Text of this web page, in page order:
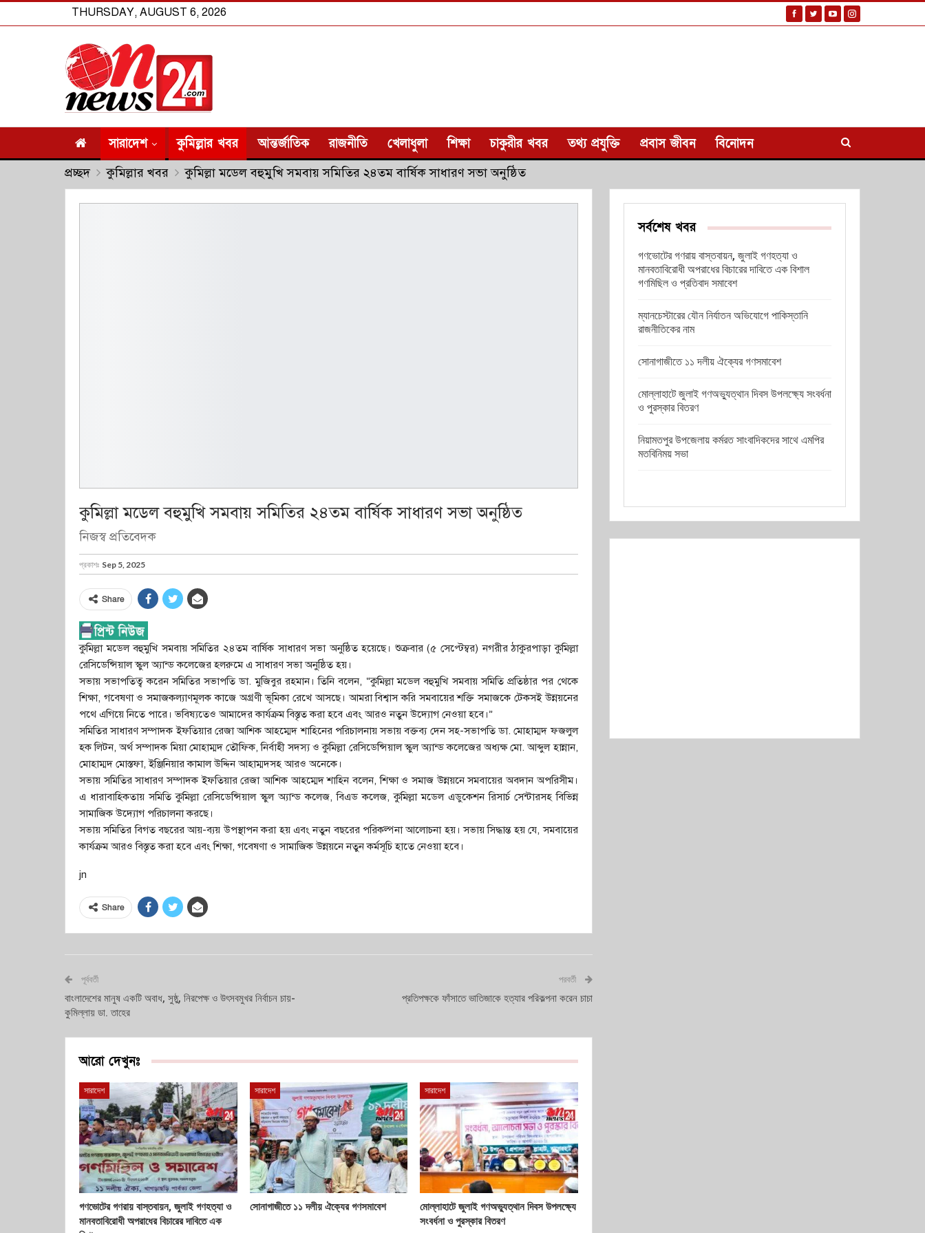
THURSDAY, AUGUST 6, 2026
সারাদেশ কুমিল্লার খবর আন্তর্জাতিক রাজনীতি খেলাধুলা শিক্ষা চাকুরীর খবর তথ্য প্রযুক্তি প্রবাস জীবন বিনোদন
প্রচ্ছদ কুমিল্লার খবর কুমিল্লা মডেল বহুমুখি সমবায় সমিতির ২৪তম বার্ষিক সাধারণ সভা অনুষ্ঠিত
কুমিল্লা মডেল বহুমুখি সমবায় সমিতির ২৪তম বার্ষিক সাধারণ সভা অনুষ্ঠিত
নিজস্ব প্রতিবেদক
প্রকাশঃ Sep 5, 2025
Share
কুমিল্লা মডেল বহুমুখি সমবায় সমিতির ২৪তম বার্ষিক সাধারণ সভা অনুষ্ঠিত হয়েছে। শুক্রবার (৫ সেপ্টেম্বর) নগরীর ঠাকুরপাড়া কুমিল্লা
রেসিডেন্সিয়াল স্কুল অ্যান্ড কলেজের হলরুমে এ সাধারণ সভা অনুষ্ঠিত হয়।
সভায় সভাপতিত্ব করেন সমিতির সভাপতি ডা. মুজিবুর রহমান। তিনি বলেন, “কুমিল্লা মডেল বহুমুখি সমবায় সমিতি প্রতিষ্ঠার পর থেকে
শিক্ষা, গবেষণা ও সমাজকল্যাণমূলক কাজে অগ্রণী ভূমিকা রেখে আসছে। আমরা বিশ্বাস করি সমবায়ের শক্তি সমাজকে টেকসই উন্নয়নের
পথে এগিয়ে নিতে পারে। ভবিষ্যতেও আমাদের কার্যক্রম বিস্তৃত করা হবে এবং আরও নতুন উদ্যোগ নেওয়া হবে।”
সমিতির সাধারণ সম্পাদক ইফতিয়ার রেজা আশিক আহম্মেদ শাহিনের পরিচালনায় সভায় বক্তব্য দেন সহ-সভাপতি ডা. মোহাম্মদ ফজলুল
হক লিটন, অর্থ সম্পাদক মিয়া মোহাম্মদ তৌফিক, নির্বাহী সদস্য ও কুমিল্লা রেসিডেন্সিয়াল স্কুল অ্যান্ড কলেজের অধ্যক্ষ মো. আব্দুল হান্নান,
মোহাম্মদ মোস্তফা, ইঞ্জিনিয়ার কামাল উদ্দিন আহাম্মদসহ আরও অনেকে।
সভায় সমিতির সাধারণ সম্পাদক ইফতিয়ার রেজা আশিক আহম্মেদ শাহিন বলেন, শিক্ষা ও সমাজ উন্নয়নে সমবায়ের অবদান অপরিসীম।
এ ধারাবাহিকতায় সমিতি কুমিল্লা রেসিডেন্সিয়াল স্কুল অ্যান্ড কলেজ, বিএড কলেজ, কুমিল্লা মডেল এডুকেশন রিসার্চ সেন্টারসহ বিভিন্ন
সামাজিক উদ্যোগ পরিচালনা করছে।
সভায় সমিতির বিগত বছরের আয়-ব্যয় উপস্থাপন করা হয় এবং নতুন বছরের পরিকল্পনা আলোচনা হয়। সভায় সিদ্ধান্ত হয় যে, সমবায়ের
কার্যক্রম আরও বিস্তৃত করা হবে এবং শিক্ষা, গবেষণা ও সামাজিক উন্নয়নে নতুন কর্মসূচি হাতে নেওয়া হবে।
jn
Share
পূর্ববর্তী
বাংলাদেশের মানুষ একটি অবাধ, সুষ্ঠু, নিরপেক্ষ ও উৎসবমুখর নির্বাচন চায়-
কুমিল্লায় ডা. তাহের
পরবর্তী
প্রতিপক্ষকে ফাঁসাতে ভাতিজাকে হত্যার পরিকল্পনা করেন চাচা
আরো দেখুনঃ
সারাদেশ
গণভোটের গণরায় বাস্তবায়ন, জুলাই গণহত্যা ও
মানবতাবিরোধী অপরাধের বিচারের দাবিতে এক
সারাদেশ
সোনাগাজীতে ১১ দলীয় ঐক্যের গণসমাবেশ
সারাদেশ
মোল্লাহাটে জুলাই গণঅভ্যুত্থান দিবস উপলক্ষ্যে
সংবর্ধনা ও পুরস্কার বিতরণ
সর্বশেষ খবর
গণভোটের গণরায় বাস্তবায়ন, জুলাই গণহত্যা ও
মানবতাবিরোধী অপরাধের বিচারের দাবিতে এক বিশাল
গণমিছিল ও প্রতিবাদ সমাবেশ
ম্যানচেস্টারের যৌন নির্যাতন অভিযোগে পাকিস্তানি
রাজনীতিকের নাম
সোনাগাজীতে ১১ দলীয় ঐক্যের গণসমাবেশ
মোল্লাহাটে জুলাই গণঅভ্যুত্থান দিবস উপলক্ষ্যে সংবর্ধনা
ও পুরস্কার বিতরণ
নিয়ামতপুর উপজেলায় কর্মরত সাংবাদিকদের সাথে এমপির
মতবিনিময় সভা